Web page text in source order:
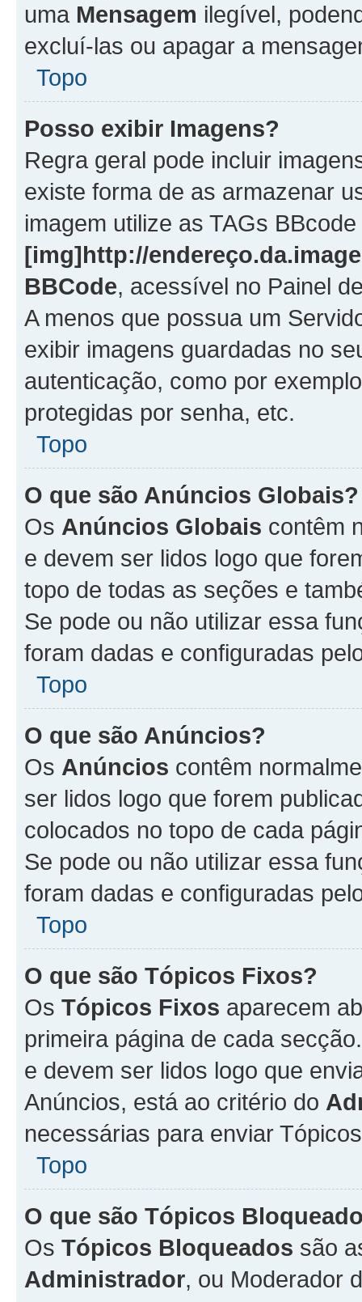
uma Mensagem ilegível,
excluí-las ou apagar a
Topo
Posso exibir Imagens?
Regra geral pode incluir
existe forma de as armazenar
imagem utilize as TAGs BBcode
[img]http://
BBCode, acessível no Painel
A menos que possua um
exibir imagens guardadas no
autenticação, como por
protegidas por senha, etc.
Topo
O que são Anúncios Globais?
Os Anúncios Globais contêm
e devem ser lidos logo que
topo de todas as seções e
Se pode ou não utilizar essa
foram dadas e configuradas
Topo
O que são Anúncios?
Os Anúncios contêm
ser lidos logo que forem
colocados no topo de cada
Se pode ou não utilizar essa
foram dadas e configuradas
Topo
O que são Tópicos Fixos?
Os Tópicos Fixos aparecem
primeira página de cada
e devem ser lidos logo que
Anúncios, está ao critério do
necessárias para enviar
Topo
O que são Tópicos
Os Tópicos Bloqueados são
Administrador, ou Moderador